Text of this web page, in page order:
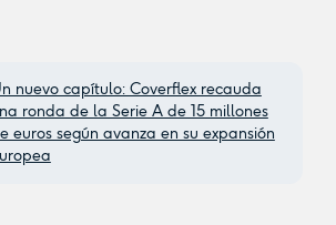
nuevo capítulo: Coverflex recauda
ronda de la Serie A de 15 millones
euros según avanza en su expansión